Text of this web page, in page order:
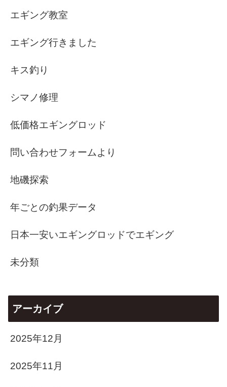
エギング教室
エギング行きました
キス釣り
シマノ修理
低価格エギングロッド
問い合わせフォームより
地磯探索
年ごとの釣果データ
日本一安いエギングロッドでエギング
未分類
アーカイブ
2025年12月
2025年11月